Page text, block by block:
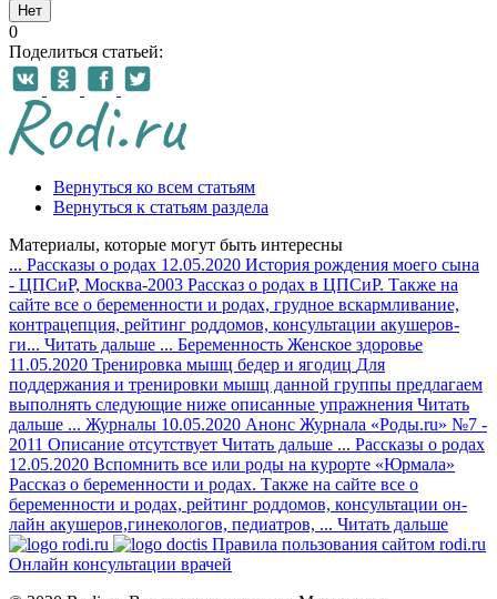
Нет
0
Поделиться статьей:
Вернуться ко всем статьям
Вернуться к статьям раздела
Материалы, которые могут быть интересны
... Рассказы о родах 12.05.2020 История рождения моего сына
- ЦПСиР, Москва-2003 Рассказ о родах в ЦПСиР. Также на
сайте все о беременности и родах, грудное вскармливание,
контрацепция, рейтинг роддомов, консультации акушеров-
ги... Читать дальше ... Беременность Женское здоровье
11.05.2020 Тренировка мышц бедер и ягодиц Для
поддержания и тренировки мышц данной группы предлагаем
выполнять следующие ниже описанные упражнения Читать
дальше ... Журналы 10.05.2020 Анонс Журнала «Роды.ru» №7 -
2011 Описание отсутствует Читать дальше ... Рассказы о родах
12.05.2020 Вспомнить все или роды на курорте «Юрмала»
Рассказ о беременности и родах. Также на сайте все о
беременности и родах, рейтинг роддомов, консультации он-
лайн акушеров,гинекологов, педиатров, ... Читать дальше
Правила пользования сайтом rodi.ru
Онлайн консультации врачей